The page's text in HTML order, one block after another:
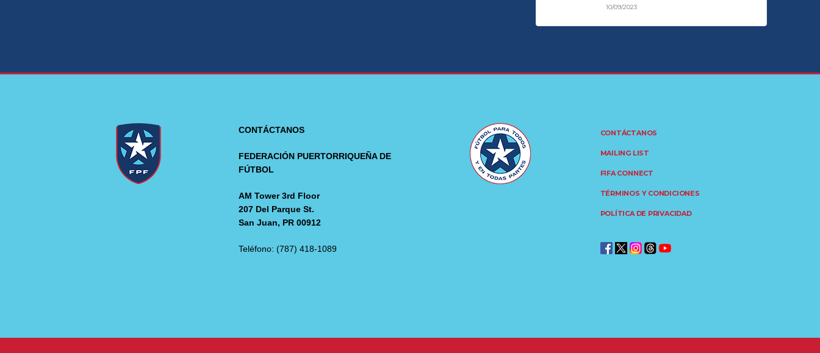
10/09/2023
CONTÁCTANOS
FEDERACIÓN PUERTORRIQUEÑA DE
FÚTBOL
AM Tower 3rd Floor
207 Del Parque St.
San Juan, PR 00912
Teléfono: (787) 418-1089
CONTÁCTANOS
MAILING LIST
FIFA CONNECT
TÉRMINOS Y CONDICIONES
POLÍTICA DE PRIVACIDAD